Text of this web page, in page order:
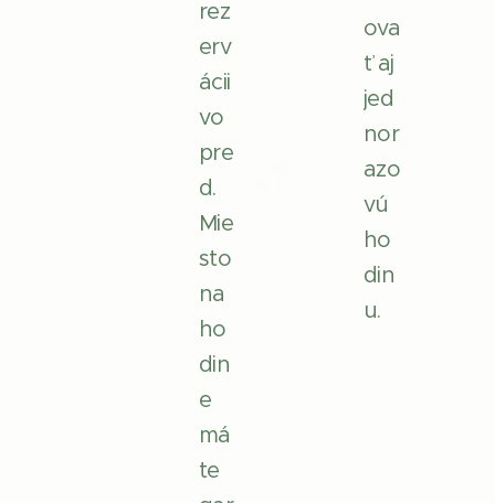
rez
erv
ácii
vo
pre
d.
Mie
sto
na
ho
din
e
má
te
ova
ť aj
jed
nor
azo
vú
ho
din
u.